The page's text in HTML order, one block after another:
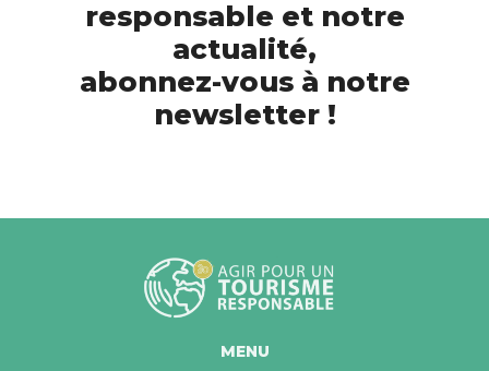
responsable et notre
actualité,
abonnez-vous à notre
newsletter !
MENU